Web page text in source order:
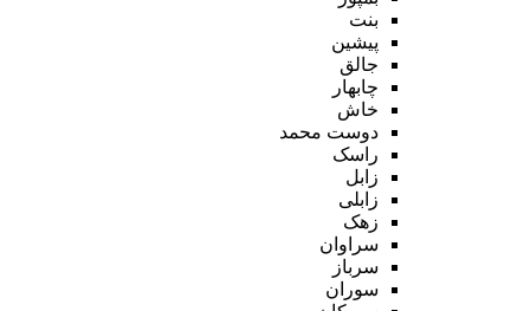
بنت
پیشین
جالق
چابهار
خاش
دوست محمد
راسک
زابل
زابلی
زهک
سراوان
سرباز
سوران